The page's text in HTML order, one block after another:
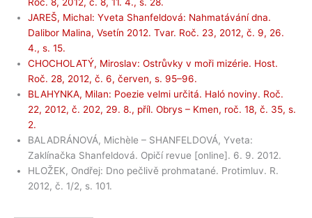
JAREŠ, Michal: Yveta Shanfeldová: Nahmatávání dna.
Dalibor Malina, Vsetín 2012. Tvar. Roč. 23, 2012, č. 9, 26.
4., s. 15.
CHOCHOLATÝ, Miroslav: Ostrůvky v moři mizérie. Host.
Roč. 28, 2012, č. 6, červen, s. 95–96.
BLAHYNKA, Milan: Poezie velmi určitá. Haló noviny. Roč.
22, 2012, č. 202, 29. 8., příl. Obrys – Kmen, roč. 18, č. 35, s.
2.
BALADRÁNOVÁ, Michèle – SHANFELDOVÁ, Yveta:
Zaklínačka Shanfeldová. Opičí revue [online]. 6. 9. 2012.
HLOŽEK, Ondřej: Dno pečlivě prohmatané. Protimluv. R.
2012, č. 1/2, s. 101.